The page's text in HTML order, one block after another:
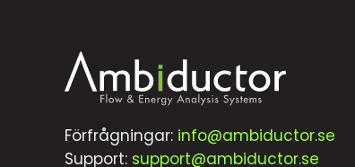
Förfrågningar: info@ambiductor.se
Support: support@ambiductor.se